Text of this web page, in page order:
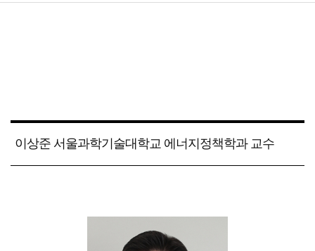
이상준 서울과학기술대학교 에너지정책학과 교수